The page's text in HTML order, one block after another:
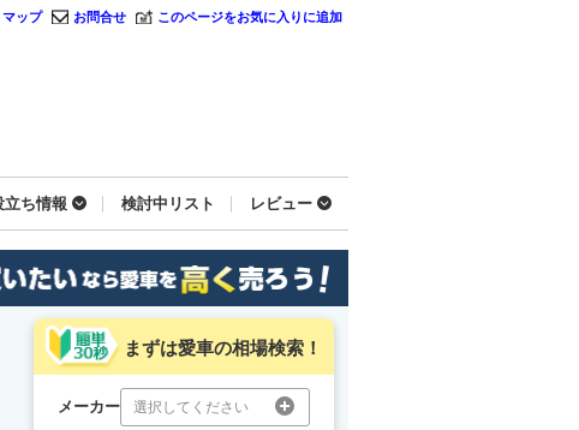
ップ お問合せ このページをお気に入りに追加
立ち情報 検討中リスト レビュー
まずは愛車の相場検索！
メーカー 選択してください